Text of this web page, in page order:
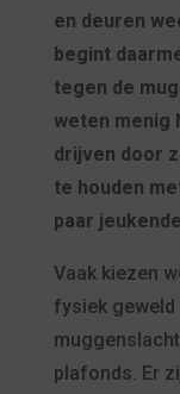
en deuren
begint
tegen de
weten menig
drijven door
te houden
paar
Vaak kiezen
fysiek
plafonds. Er